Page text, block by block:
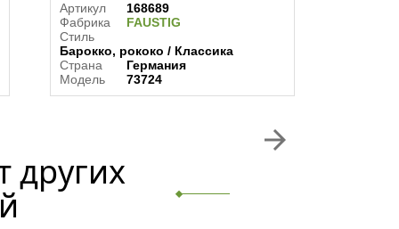
Артикул
168689
Фабрика
FAUSTIG
Стиль
Барокко, рококо / Классика
Страна
Германия
Модель
73724
arrow_forward
других